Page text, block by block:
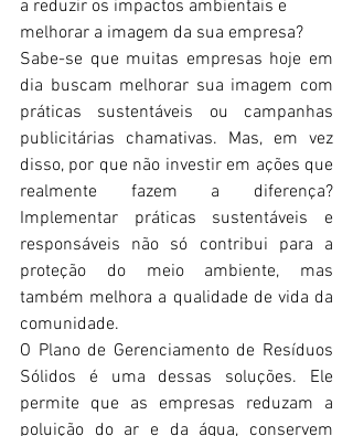
a reduzir os impactos ambientais e
melhorar a imagem da sua empresa?
Sabe-se que muitas empresas hoje em
dia buscam melhorar sua imagem com
práticas sustentáveis ou campanhas
publicitárias chamativas. Mas, em vez
disso, por que não investir em ações que
realmente fazem a diferença?
Implementar práticas sustentáveis e
responsáveis não só contribui para a
proteção do meio ambiente, mas
também melhora a qualidade de vida da
comunidade.
O Plano de Gerenciamento de Resíduos
Sólidos é uma dessas soluções. Ele
permite que as empresas reduzam a
poluição do ar e da água, conservem